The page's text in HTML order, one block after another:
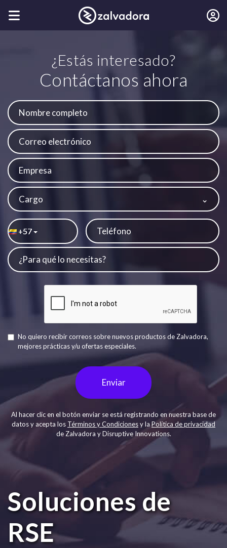
¿Estás interesado?
Contáctanos ahora
Cargo
+57
No quiero recibir correos sobre nuevos productos de Zalvadora,
mejores prácticas y/u ofertas especiales.
Enviar
Al hacer clic en el botón enviar se está registrando en nuestra base de
datos y acepta los Términos y Condicionesy laPolítica de privacidad
de Zalvadora y Disruptive Innovations.
Soluciones de
RSE